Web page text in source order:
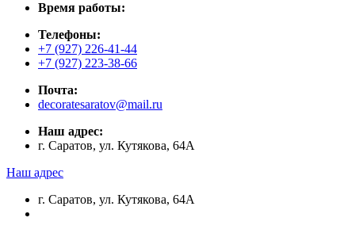
Время работы:
Телефоны:
+7 (927) 226-41-44
+7 (927) 223-38-66
Почта:
decoratesaratov@mail.ru
Наш адрес:
г. Саратов, ул. Кутякова, 64А
Наш адрес
г. Саратов, ул. Кутякова, 64А